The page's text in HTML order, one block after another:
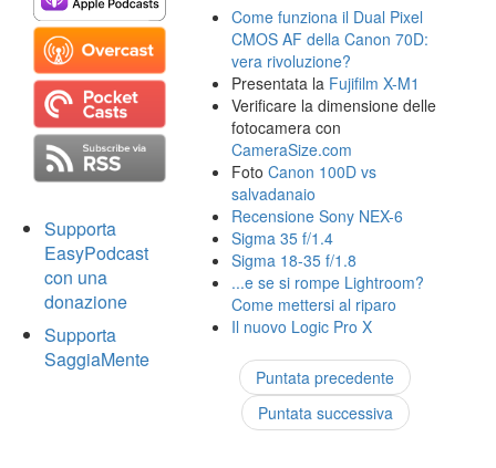
Supporta
EasyPodcast
con una
donazione
Supporta
SaggiaMente
Come funziona il Dual Pixel
CMOS AF della Canon 70D:
vera rivoluzione?
Presentata la Fujifilm X-M1
Verificare la dimensione delle
fotocamera con
CameraSize.com
FotoCanon 100D vs
salvadanaio
Recensione Sony NEX-6
Sigma 35 f/1.4
Sigma 18-35 f/1.8
...e se si rompe Lightroom?
Come mettersi al riparo
Il nuovo Logic Pro X
Puntata precedente
Puntata successiva